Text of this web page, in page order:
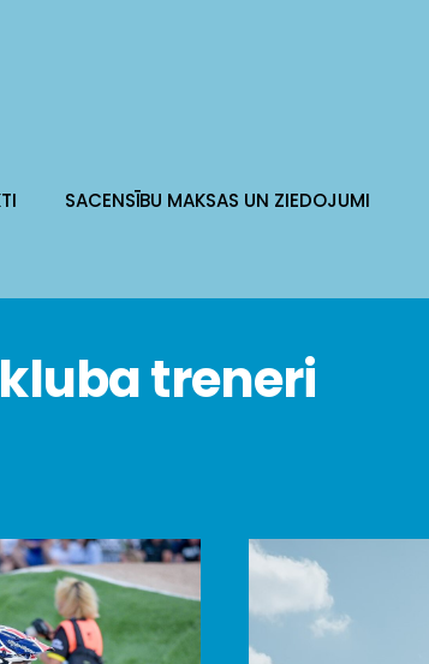
SACENSĪBU MAKSAS UN ZIEDOJUMI
treneri